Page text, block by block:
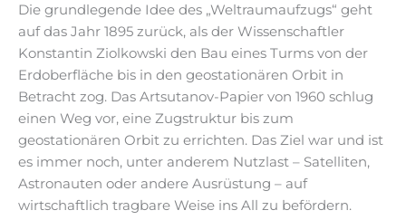
Die grundlegende Idee des „Weltraumaufzugs“ geht
auf das Jahr 1895 zurück, als der Wissenschaftler
Konstantin Ziolkowski den Bau eines Turms von der
Erdoberfläche bis in den geostationären Orbit in
Betracht zog. Das Artsutanov-Papier von 1960 schlug
einen Weg vor, eine Zugstruktur bis zum
geostationären Orbit zu errichten. Das Ziel war und ist
es immer noch, unter anderem Nutzlast – Satelliten,
Astronauten oder andere Ausrüstung – auf
wirtschaftlich tragbare Weise ins All zu befördern.